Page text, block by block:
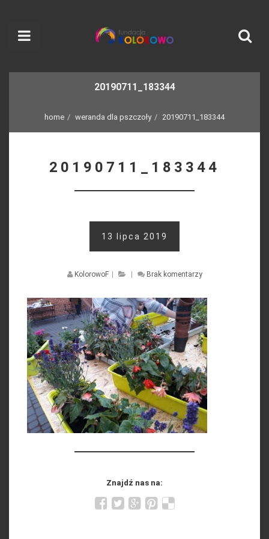
20190711_183344
home weranda dla pszczoły 20190711_183344
20190711_183344
13 lipca 2019
KolorowoF Brak komentarzy
Znajdź nas na: